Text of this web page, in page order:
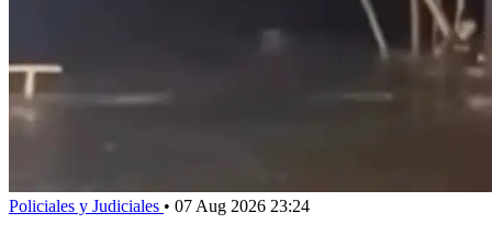
Policiales y Judiciales • 07 Aug 2026 23:24